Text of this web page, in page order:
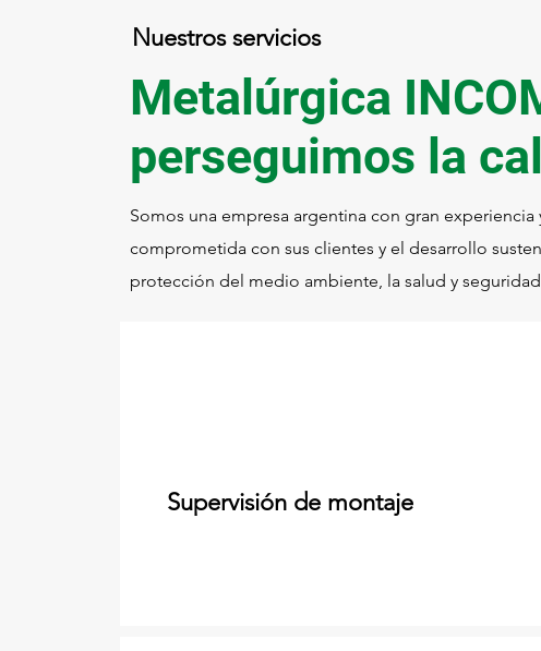
Nuestros servicios
Metalúrgica
perseguimos la
Somos una empresa argentina con gran
comprometida con sus clientes y el desarrollo
protección del medio ambiente, la salud y
Supervisión de montaje